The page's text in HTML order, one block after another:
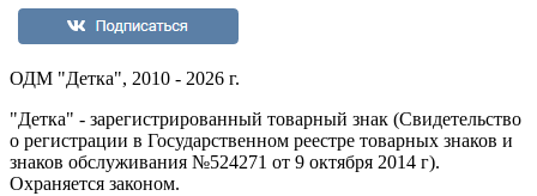
ОДМ "Детка", 2010 - 2026 г.
"Детка" - зарегистрированный товарный знак (Свидетельство
о регистрации в Государственном реестре товарных знаков и
знаков обслуживания №524271 от 9 октября 2014 г).
Охраняется законом.